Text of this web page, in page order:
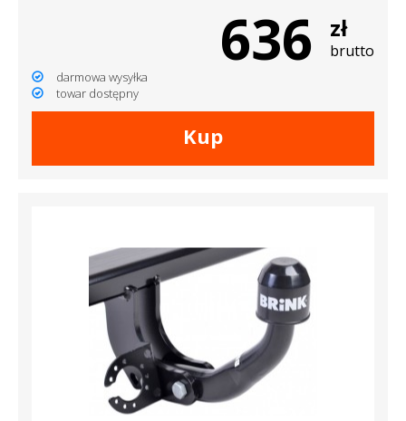
636 zł
brutto
darmowa wysyłka
towar dostępny
Kup